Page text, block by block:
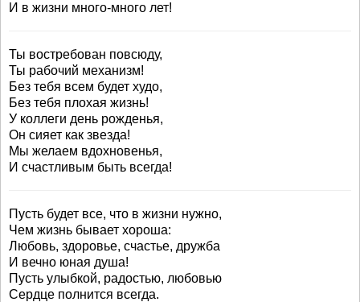
И в жизни много-много лет!
Ты востребован повсюду,
Ты рабочий механизм!
Без тебя всем будет худо,
Без тебя плохая жизнь!
У коллеги день рожденья,
Он сияет как звезда!
Мы желаем вдохновенья,
И счастливым быть всегда!
Пусть будет все, что в жизни нужно,
Чем жизнь бывает хороша:
Любовь, здоровье, счастье, дружба
И вечно юная душа!
Пусть улыбкой, радостью, любовью
Сердце полнится всегда.